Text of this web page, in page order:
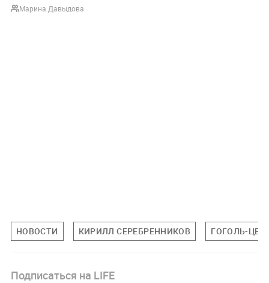
Марина Давыдова
НОВОСТИ КИРИЛЛ СЕРЕБРЕННИКОВ ГОГОЛЬ-
Подписаться на LIFE